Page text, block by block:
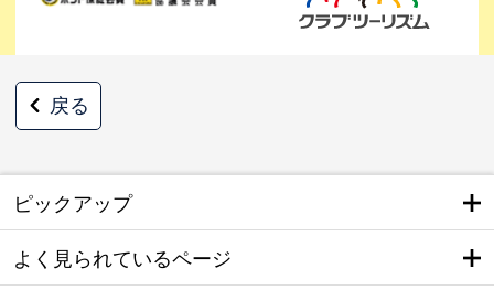
戻る
ピックアップ
よく見られているページ